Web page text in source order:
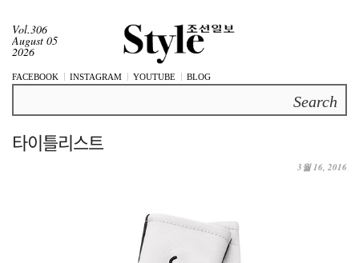
Vol.306
August 05
2026
FACEBOOK INSTAGRAM YOUTUBE BLOG
타이틀리스트
3월 16, 2016